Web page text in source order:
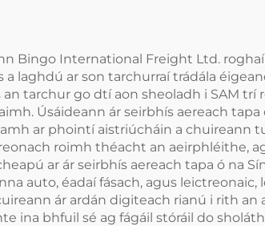
Bingo International Freight Ltd.
laghdú ar son tarchurraí trádála
tarchur go dtí aon sheoladh i SAM trí
Úsáideann ár seirbhís aereach
ar phointí aistriúcháin a chuireann
roimh théacht an aeirphléithe,
ar ár seirbhís aereach tapa ó na
auto, éadaí fásach, agus
ár ardán digiteach rianú i rith
ina bhfuil sé ag fágáil stóráil do